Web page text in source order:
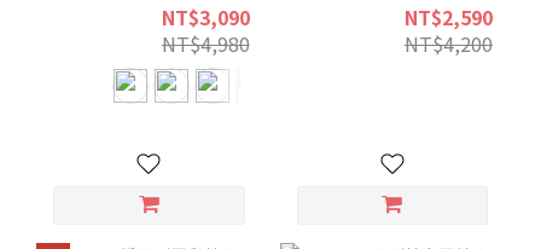
NT$3,090
NT$4,980
NT$2,590
NT$4,200